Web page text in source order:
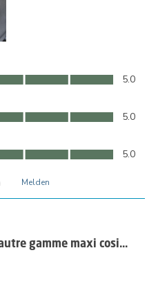
5.0
von 5
5.0
5.0
Melden
gamme maxi cosi...